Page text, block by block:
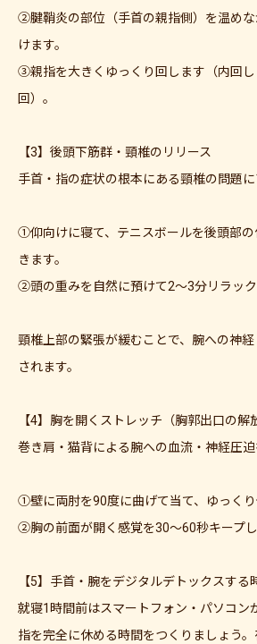
②腱鞘炎の部位（手首の親指側）を温め
けます。
③親指を大きくゆっくり回します（内回
回）。
【3】後頭下筋群・頸椎のリリース
手首・指の症状の根本にある頸椎の問題に
①仰向けに寝て、テニスボールを後頭部
きます。
②頭の重みを自然に預けて2〜3分リラック
頸椎上部の緊張が緩むことで、腕への神
されます。
【4】胸を開くストレッチ（胸郭出口の解
巻き肩・猫背による腕への血流・神経圧迫
①壁に両肘を90度に曲げて当て、ゆっくり
②胸の前面が開く感覚を30〜60秒キープし
【5】手首・腕をデジタルデトックスする
就寝1時間前はスマートフォン・パソコン
指を完全に休める時間をつくりましょう。